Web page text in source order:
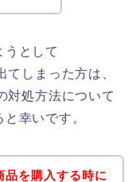
うとして
しまった方は、
対処方法について
幸いです。
品を購入する時に